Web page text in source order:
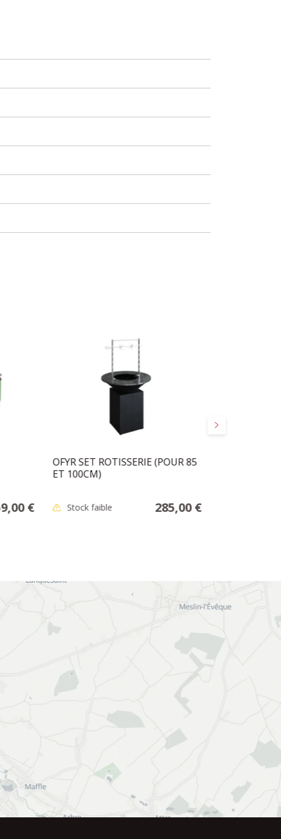
Suivant
€
OFYR SET ROTISSERIE (POUR 85
ET 100CM)
Stock faible 285,00 €